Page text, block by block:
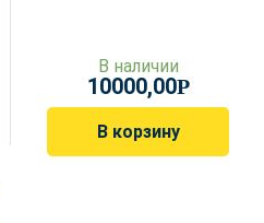
В наличии
10000,00Р
В корзину